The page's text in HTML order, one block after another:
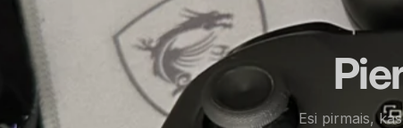
Esi pirmais,